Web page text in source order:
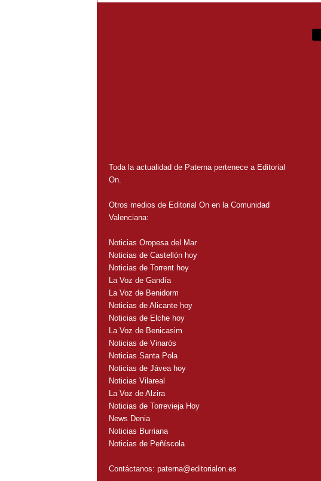
Toda la actualidad de Paterna pertenece a Editorial
On.
Otros medios de Editorial On en la Comunidad
Valenciana:
Noticias Oropesa del Mar
Noticias de Castellón hoy
Noticias de Torrent hoy
La Voz de Gandía
La Voz de Benidorm
Noticias de Alicante hoy
Noticias de Elche hoy
La Voz de Benicasim
Noticias de Vinaròs
Noticias Santa Pola
Noticias de Jávea hoy
Noticias Vilareal
La Voz de Alzira
Noticias de Torrevieja Hoy
News Denia
Noticias Burriana
Noticias de Peñíscola
Contáctanos: paterna@editorialon.es